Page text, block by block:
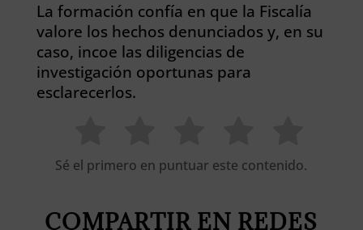
La formación confía en que la Fiscalía
valore los hechos denunciados y, en su
caso, incoe las diligencias de
investigación oportunas para
esclarecerlos.
Sé el primero en puntuar este contenido.
COMPARTIR EN REDES